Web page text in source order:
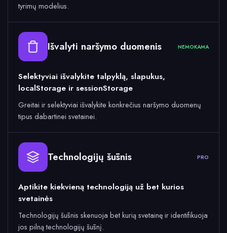
tyrimų modelius.
Išvalyti naršymo duomenis NEMOKAMA
Selektyviai išvalykite talpyklą, slapukus,
localStorage ir sessionStorage
Greitai ir selektyviai išvalykite konkrečius naršymo duomenų
tipus dabartinei svetainei.
Technologijų šūsnis PRO
Aptikite kiekvieną technologiją už bet kurios
svetainės
Technologijų šūsnis skenuoja bet kurią svetainę ir identifikuoja
jos pilną technologijų šūsnį.